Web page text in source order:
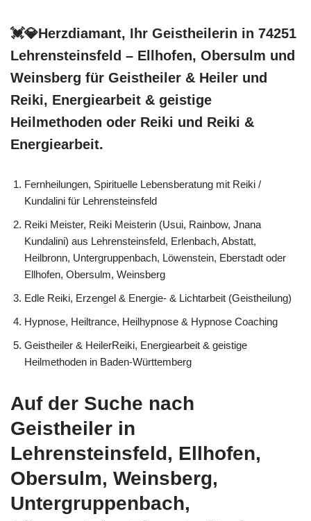
💓️💎Herzdiamant, Ihr Geistheilerin in 74251
Lehrensteinsfeld – Ellhofen, Obersulm und
Weinsberg für Geistheiler & Heiler und
Reiki, Energiearbeit & geistige
Heilmethoden oder Reiki und Reiki &
Energiearbeit.
Fernheilungen, Spirituelle Lebensberatung mit Reiki /
Kundalini für Lehrensteinsfeld
Reiki Meister, Reiki Meisterin (Usui, Rainbow, Jnana
Kundalini) aus Lehrensteinsfeld, Erlenbach, Abstatt,
Heilbronn, Untergruppenbach, Löwenstein, Eberstadt oder
Ellhofen, Obersulm, Weinsberg
Edle Reiki, Erzengel & Energie- & Lichtarbeit (Geistheilung)
Hypnose, Heiltrance, Heilhypnose & Hypnose Coaching
Geistheiler & HeilerReiki, Energiearbeit & geistige
Heilmethoden in Baden-Württemberg
Auf der Suche nach
Geistheiler in
Lehrensteinsfeld, Ellhofen,
Obersulm, Weinsberg,
Untergruppenbach,